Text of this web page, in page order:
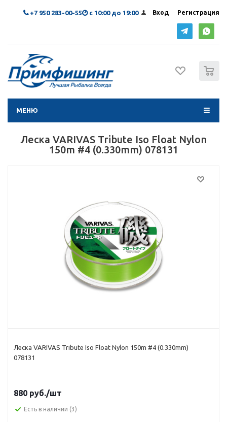
Вход Регистрация
+7 950 283-00-55 с 10:00 до 19:00
МЕНЮ
Леска VARIVAS Tribute Iso Float Nylon
150m #4 (0.330mm) 078131
Леска VARIVAS Tribute Iso Float Nylon 150m #4 (0.330mm)
078131
880 руб./шт
Есть в наличии (3)